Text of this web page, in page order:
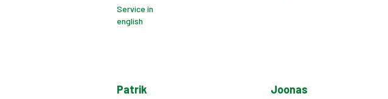
Service in
english
Patrik
Joonas